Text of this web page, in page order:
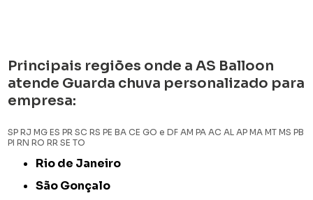
Principais regiões onde a AS Balloon
atende Guarda chuva personalizado para
empresa:
SP RJ MG ES PR SC RS PE BA CE GO e DF AM PA AC AL AP MA MT MS PB
PI RN RO RR SE TO
Rio de Janeiro
São Gonçalo